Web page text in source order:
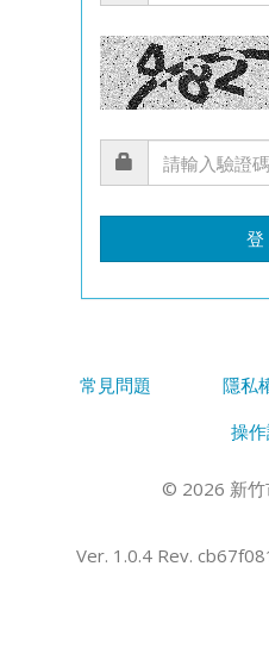
登
常見問題 隱私
操
© 2026 新竹
Ver. 1.0.4 Rev.